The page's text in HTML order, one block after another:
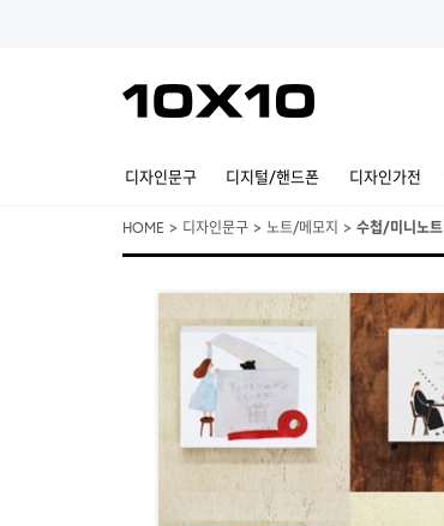
디자인문구 디지털/핸드폰 디자인가전
HOME > 디자인문구 > 노트/메모지 > 수첩/미니노트